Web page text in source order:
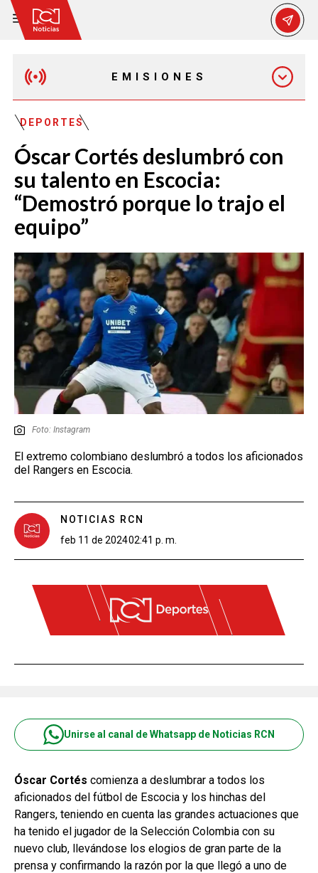
EMISIONES
EMISIÓN 7:00 PM
DEPORTES
Óscar Cortés deslumbró con
su talento en Escocia:
“Demostró porque lo trajo el
equipo”
Foto: Instagram
El extremo colombiano deslumbró a todos los aficionados
del Rangers en Escocia.
NOTICIAS RCN
feb 11 de 202402:41 p. m.
Unirse al canal de Whatsapp de Noticias RCN
Óscar Cortés comienza a deslumbrar a todos los
aficionados del fútbol de Escocia y los hinchas del
Rangers, teniendo en cuenta las grandes actuaciones que
ha tenido el jugador de la Selección Colombia con su
nuevo club, llevándose los elogios de gran parte de la
prensa y confirmando la razón por la que llegó a uno de